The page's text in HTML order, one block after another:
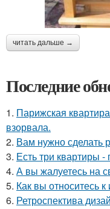
читать дальше →
Последние
1. Парижская
взорвала.
2. Вам нужно сделать
3. Есть три квартиры -
4. А вы жалуетесь на
5. Как вы относитесь
6. Ретроспектива